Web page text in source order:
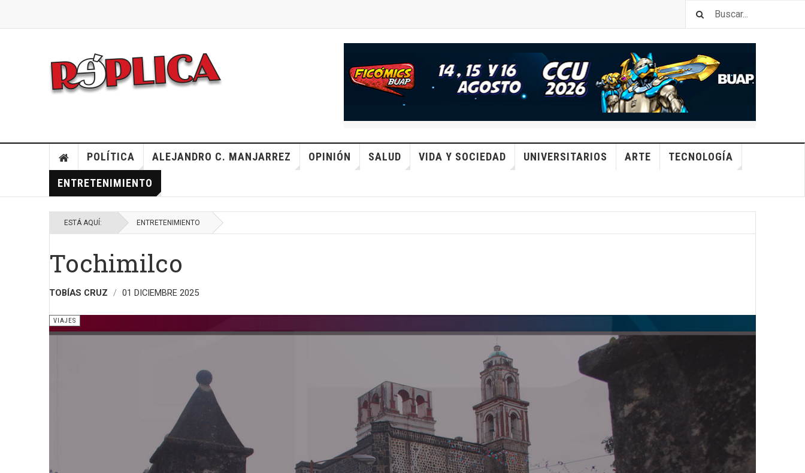
POLÍTICA ALEJANDRO C. MANJARREZ OPINIÓN SALUD VIDA Y SOCIEDAD UNIVERSITARIOS ARTE TECNOLOGÍA
ENTRETENIMIENTO
ESTÁ AQUÍ: ENTRETENIMIENTO
Tochimilco
TOBÍAS CRUZ 01 DICIEMBRE 2025
VIAJES